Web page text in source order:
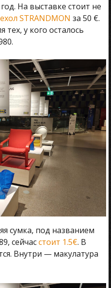
На выставке стоит не
STRANDMON за 50 €.
у кого осталось
сумка, под названием
сейчасстоит 1.5€. В
Внутри — макулатура